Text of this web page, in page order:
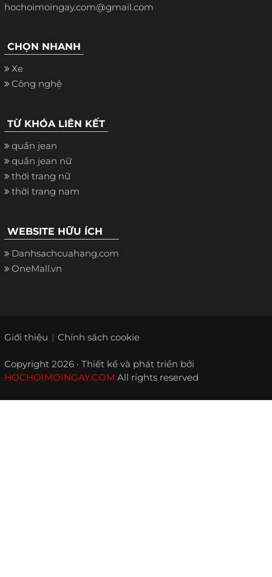
hochoimoingay.com@gmail.com
CHỌN NHANH
Xe
Công nghệ
TỪ KHÓA LIÊN KẾT
quần jean
quần jean nữ
thời trang nữ
thời trang nam
WEBSITE HỮU ÍCH
Danhsachcuahang.com
OneMall.vn
Giới thiệu Chính sách cookie
Copyright 2026 · Thiết kế và phát triển bởi
HOCHOIMOINGAY.COM All rights reserved